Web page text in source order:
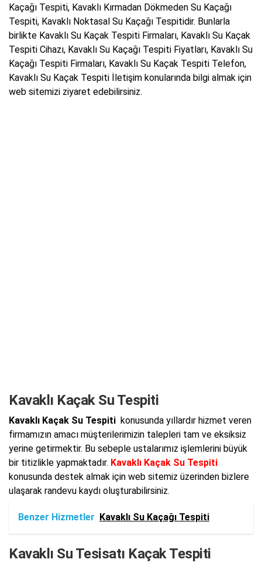
Kaçağı Tespiti, Kavaklı Kırmadan Dökmeden Su Kaçağı
Tespiti, Kavaklı Noktasal Su Kaçağı Tespitidir. Bunlarla
birlikte Kavaklı Su Kaçak Tespiti Firmaları, Kavaklı Su Kaçak
Tespiti Cihazı, Kavaklı Su Kaçağı Tespiti Fiyatları, Kavaklı Su
Kaçağı Tespiti Firmaları, Kavaklı Su Kaçak Tespiti Telefon,
Kavaklı Su Kaçak Tespiti İletişim konularında bilgi almak için
web sitemizi ziyaret edebilirsiniz.
Kavaklı Kaçak Su Tespiti
Kavaklı Kaçak Su Tespiti konusunda yıllardır hizmet veren
firmamızın amacı müşterilerimizin talepleri tam ve eksiksiz
yerine getirmektir. Bu sebeple ustalarımız işlemlerini büyük
bir titizlikle yapmaktadır. Kavaklı Kaçak Su Tespiti
konusunda destek almak için web sitemiz üzerinden bizlere
ulaşarak randevu kaydı oluşturabilirsiniz.
Benzer Hizmetler Kavaklı Su Kaçağı Tespiti
Kavaklı Su Tesisatı Kaçak Tespiti